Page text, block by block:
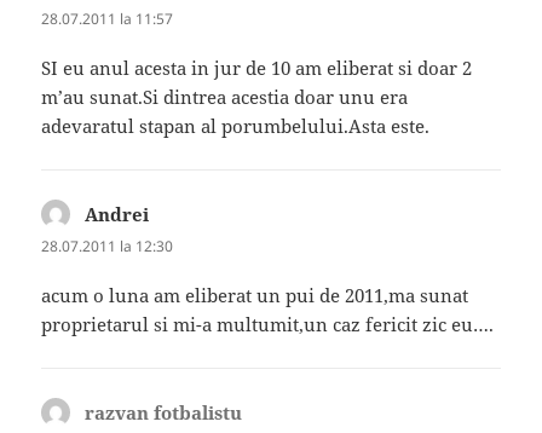
28.07.2011 la 11:57
SI eu anul acesta in jur de 10 am eliberat si doar 2
m’au sunat.Si dintrea acestia doar unu era
adevaratul stapan al porumbelului.Asta este.
Andrei
28.07.2011 la 12:30
acum o luna am eliberat un pui de 2011,ma sunat
proprietarul si mi-a multumit,un caz fericit zic eu….
razvan fotbalistu